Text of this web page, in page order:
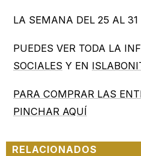
LA SEMANA DEL 25 AL 31
PUEDES VER TODA LA
SOCIALES Y EN
PARA COMPRAR LAS
PINCHAR AQUÍ
RELACIONADOS